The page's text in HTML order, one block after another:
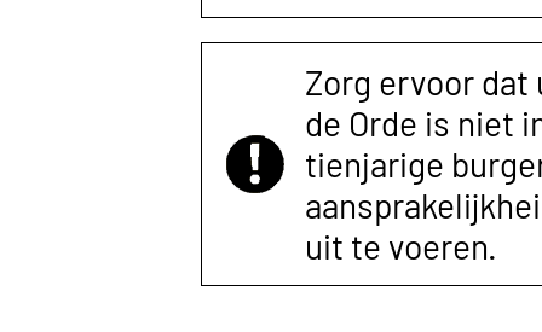
Zorg ervoor
de Orde is niet
tienjarige
uit te voeren.